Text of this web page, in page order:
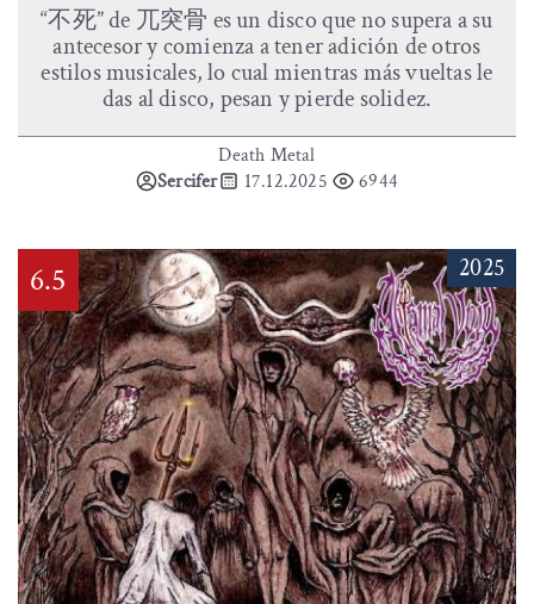
“不死” de 兀突骨 es un disco que no supera a su
antecesor y comienza a tener adición de otros
estilos musicales, lo cual mientras más vueltas le
das al disco, pesan y pierde solidez.
Death Metal
Sercifer
17.12.2025 6944
6.5 2025